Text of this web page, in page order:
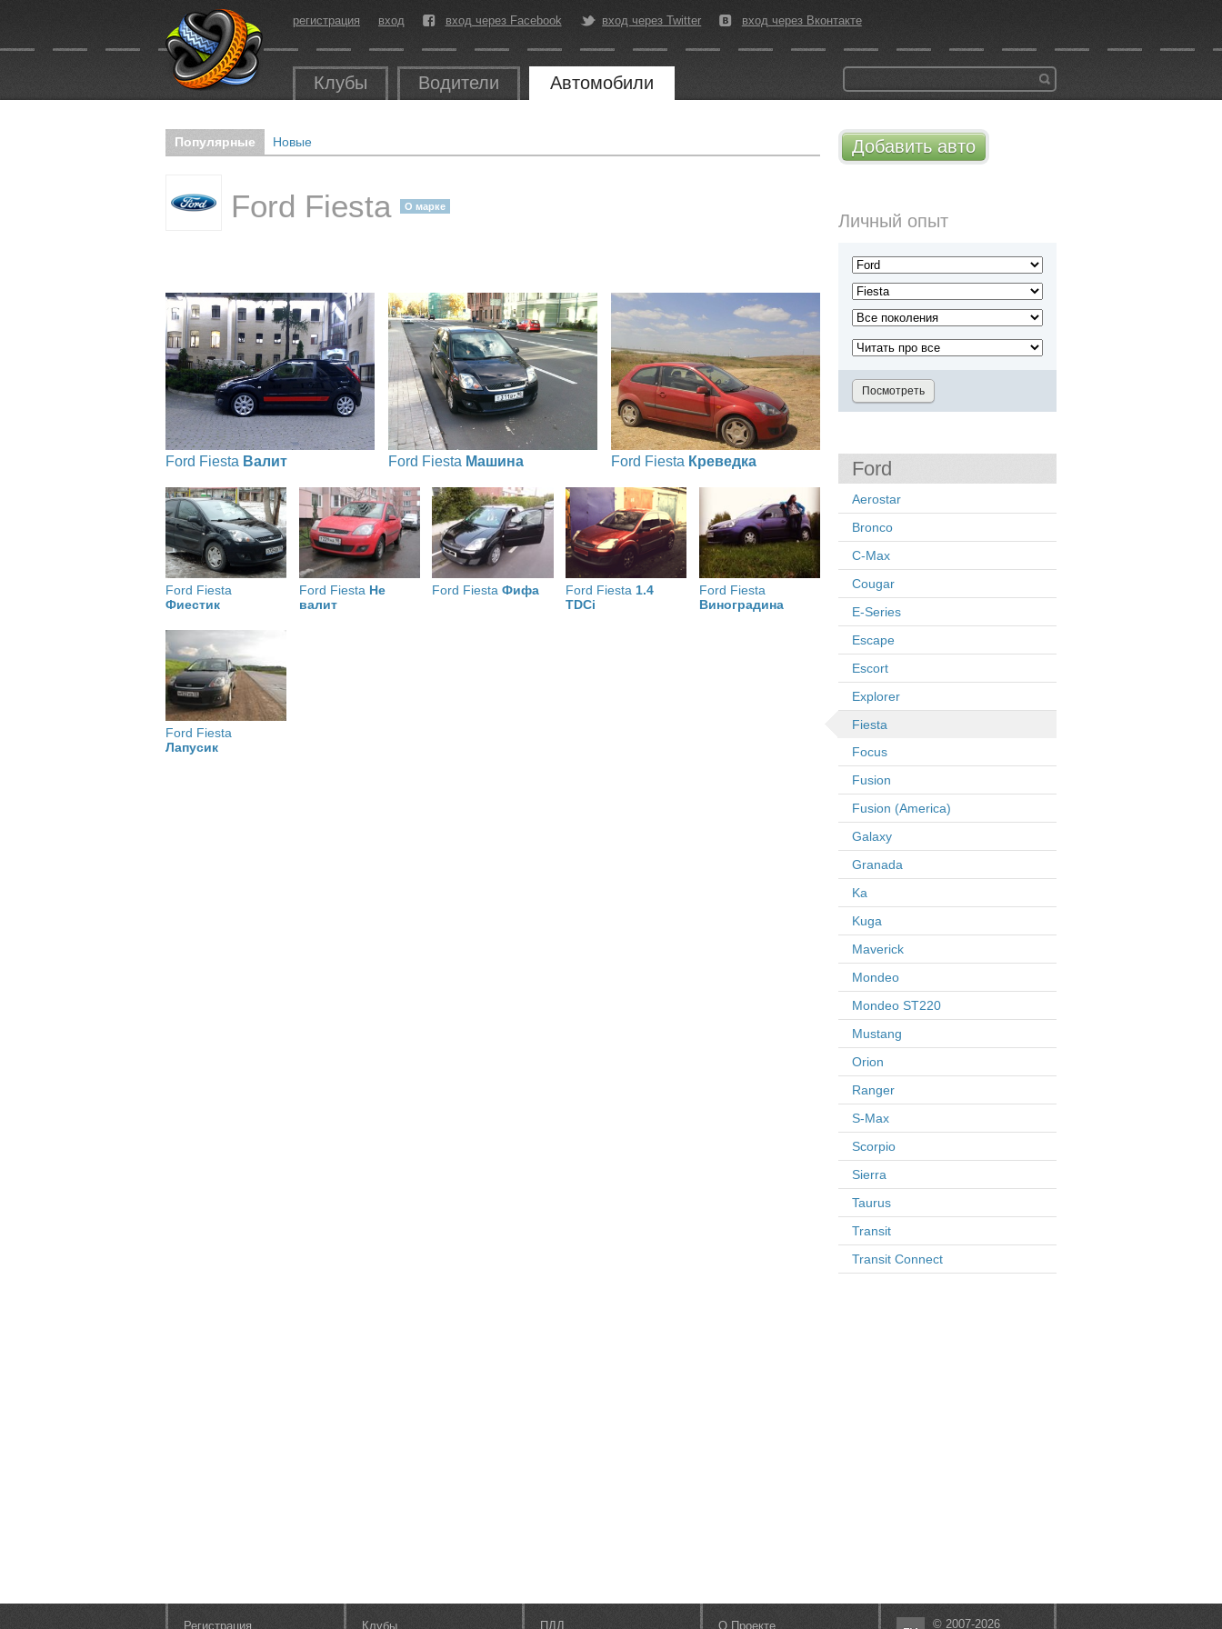
регистрация вход вход через Facebook вход через Twitter вход через Вконтакте
Клубы Водители Автомобили
Добавить авто
Личный опыт
Ford
Aerostar
Bronco
C-Max
Cougar
E-Series
Escape
Escort
Explorer
Fiesta
Focus
Fusion
Fusion (America)
Galaxy
Granada
Ka
Kuga
Maverick
Mondeo
Mondeo ST220
Mustang
Orion
Ranger
S-Max
Scorpio
Sierra
Taurus
Transit
Transit Connect
Популярные Новые
Ford Fiesta О марке
Ford Fiesta Валит Ford Fiesta Машина Ford Fiesta Креведка
Ford Fiesta
Фиестик
Ford Fiesta Не
валит
Ford FiestaФифа Ford Fiesta 1.4
TDCi
Ford Fiesta
Виноградина
Ford Fiesta
Лапусик
Регистрация Клубы ПДД О Проекте © 2007-2026